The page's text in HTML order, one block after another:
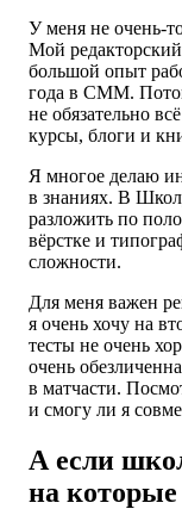
У меня не очень-
Мой
большой опыт
года в СММ.
не обязательно
курсы, блоги и
Я многое делаю
в знаниях. В
разложить по
вёрстке и
сложности.
Для меня важен
я очень хочу на
тесты не очень
очень
в матчасти.
и смогу ли я
А если
на